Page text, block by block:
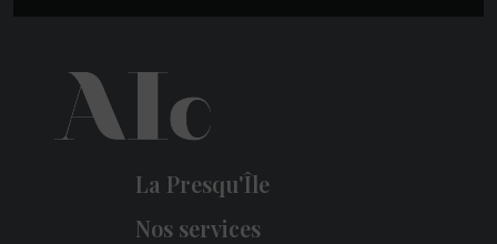
La Presqu'Île
Nos services